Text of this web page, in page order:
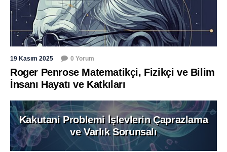
19 Kasım 2025 0 Yorum
Roger Penrose Matematikçi, Fizikçi ve Bilim
İnsanı Hayatı ve Katkıları
Kakutani Problemi İşlevlerin Çaprazlama
ve Varlık Sorunsalı